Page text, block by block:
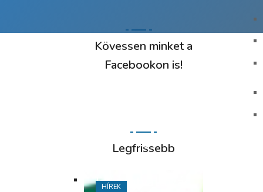
Kövessen minket a
Facebookon is!
Legfrissebb
Lakossági
Időpontváltozás
HÍREK